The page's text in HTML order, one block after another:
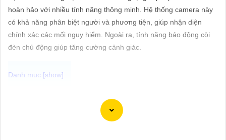
LẮP
ĐẶT
KIỆN
hoàn hảo với nhiều tính năng thông minh. Hệ thống camera này
có khả năng phân biệt người và phương tiện, giúp nhận diện
chính xác các mối nguy hiểm. Ngoài ra, tính năng báo động còi
đèn chủ động giúp tăng cường cảnh giác.
Chắc chắn! Dưới đây là cách bạn có thể viết một bài viết giới
thiệu sản phẩm về việc lắp Camera Hikvision giá rẻ với hình ảnh